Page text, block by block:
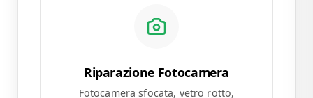
Riparazione Fotocamera
Fotocamera sfocata, vetro rotto,